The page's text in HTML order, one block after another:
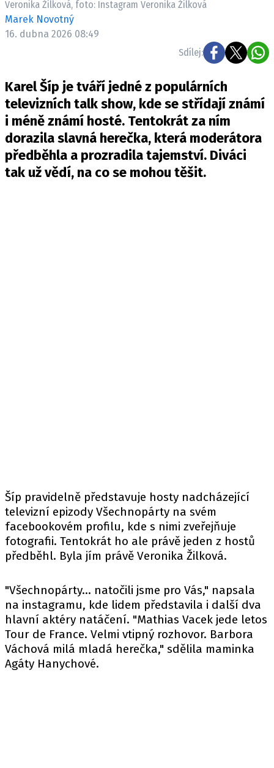
Pošlete e-mail na newsbox.cz
KONTAKT
VYDAVATEL
INZERCE
OSOBNÍ ÚDAJE / COOKIES
VOLNÁ MÍSTA
Veronika Žilková, foto: Instagram Veronika Žilková
Marek Novotný
16. dubna 2026 08:49
Sdílej:
Karel Šíp je tváří jedné z populárních
televizních talk show, kde se střídají známí
i méně známí hosté. Tentokrát za ním
dorazila slavná herečka, která moderátora
předběhla a prozradila tajemství. Diváci
tak už vědí, na co se mohou těšit.
Šíp pravidelně představuje hosty nadcházející
televizní epizody Všechnopárty na svém
facebookovém profilu, kde s nimi zveřejňuje
fotografii. Tentokrát ho ale právě jeden z hostů
předběhl. Byla jím právě Veronika Žilková.
"Všechnopárty... natočili jsme pro Vás," napsala
na instagramu, kde lidem představila i další dva
hlavní aktéry natáčení. "Mathias Vacek jede letos
Tour de France. Velmi vtipný rozhovor. Barbora
Váchová milá mladá herečka," sdělila maminka
Agáty Hanychové.